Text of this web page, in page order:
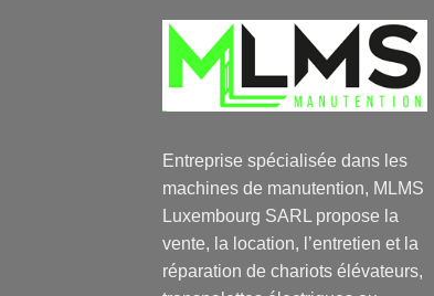
Entreprise spécialisée dans les
machines de manutention, MLMS
Luxembourg SARL propose la
vente, la location, l’entretien et la
réparation de chariots élévateurs,